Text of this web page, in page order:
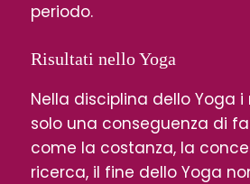
periodo.
Risultati nello Yoga
Nella disciplina dello Yoga
solo una conseguenza di
come la costanza, la
ricerca, il fine dello Yoga